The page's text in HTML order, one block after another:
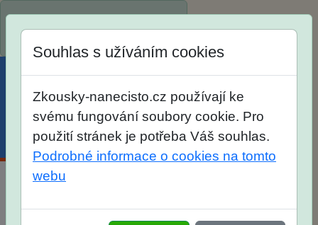
Menu Účet Košík
Souhlas s užíváním cookies
Zkousky-nanecisto.cz používají ke
svému fungování soubory cookie. Pro
použití stránek je potřeba Váš souhlas.
Podrobné informace o cookies na tomto
webu